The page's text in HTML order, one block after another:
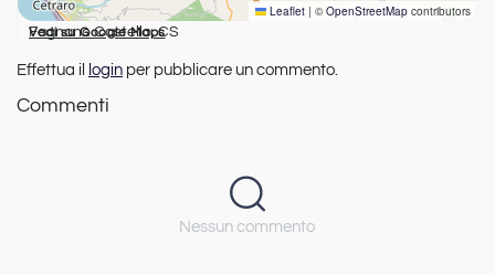
Leaflet | ©OpenStreetMap contributors
Fagnano Castello, CS
Vedi su Google Maps
Effettua il login per pubblicare un commento.
Commenti
Nessun commento